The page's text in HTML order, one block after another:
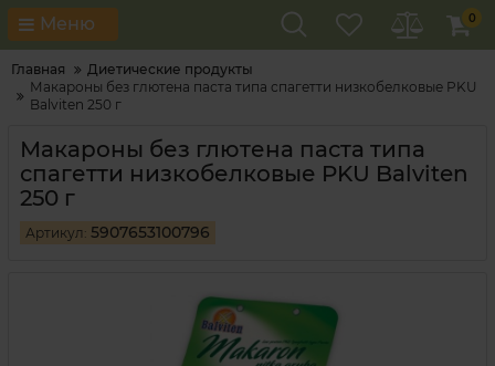
Меню 0
Главная
Диетические продукты
Макароны без глютена паста типа спагетти низкобелковые PKU
Balviten 250 г
Макароны без глютена паста типа
спагетти низкобелковые PKU Balviten
250 г
Артикул: 5907653100796